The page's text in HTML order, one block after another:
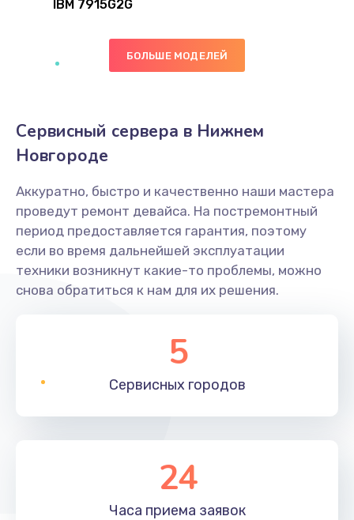
IBM 7915G2G
БОЛЬШЕ МОДЕЛЕЙ
Сервисный сервера в Нижнем
Новгороде
Аккуратно, быстро и качественно наши мастера
проведут ремонт девайса. На постремонтный
период предоставляется гарантия, поэтому
если во время дальнейшей эксплуатации
техники возникнут какие-то проблемы, можно
снова обратиться к нам для их решения.
5
Сервисных городов
24
Часа приема заявок